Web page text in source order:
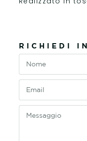
RICHIEDI